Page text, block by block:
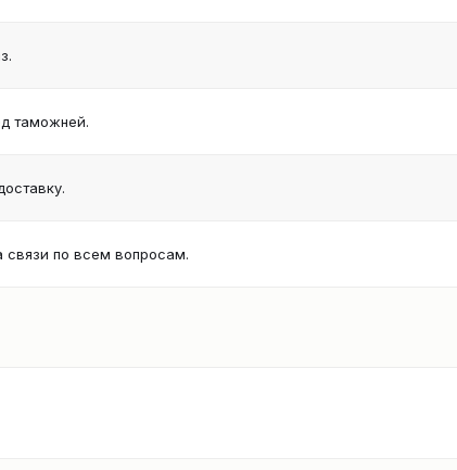
таможней.
по всем вопросам.